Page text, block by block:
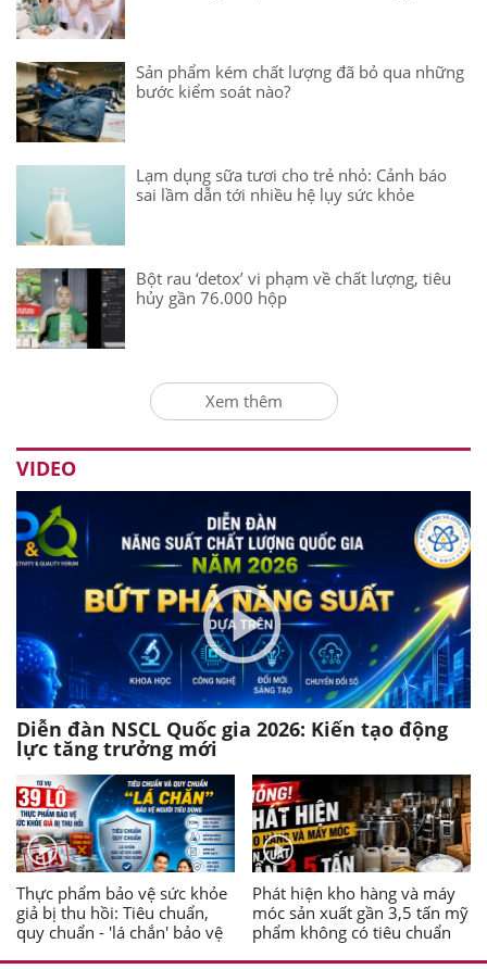
Sản phẩm kém chất lượng đã bỏ qua những
bước kiểm soát nào?
Lạm dụng sữa tươi cho trẻ nhỏ: Cảnh báo
sai lầm dẫn tới nhiều hệ lụy sức khỏe
Bột rau ‘detox’ vi phạm về chất lượng, tiêu
hủy gần 76.000 hộp
Xem thêm
VIDEO
Diễn đàn NSCL Quốc gia 2026: Kiến tạo động
lực tăng trưởng mới
Thực phẩm bảo vệ sức khỏe
giả bị thu hồi: Tiêu chuẩn,
quy chuẩn - 'lá chắn' bảo vệ
Phát hiện kho hàng và máy
móc sản xuất gần 3,5 tấn mỹ
phẩm không có tiêu chuẩn